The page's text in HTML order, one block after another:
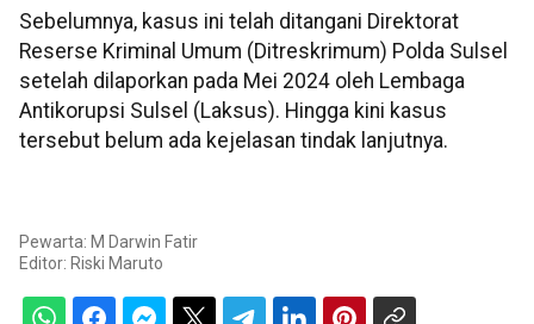
Sebelumnya, kasus ini telah ditangani Direktorat
Reserse Kriminal Umum (Ditreskrimum) Polda Sulsel
setelah dilaporkan pada Mei 2024 oleh Lembaga
Antikorupsi Sulsel (Laksus). Hingga kini kasus
tersebut belum ada kejelasan tindak lanjutnya.
Pewarta: M Darwin Fatir
Editor: Riski Maruto